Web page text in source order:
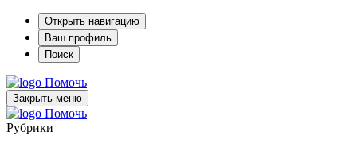
Открыть навигацию
Ваш профиль
Поиск
Помочь
Закрыть меню
Помочь
Рубрики